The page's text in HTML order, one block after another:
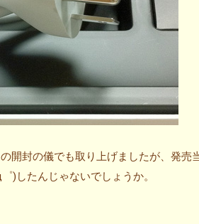
開封の儀でも取り上げましたが、発売
)したんじゃないでしょうか。